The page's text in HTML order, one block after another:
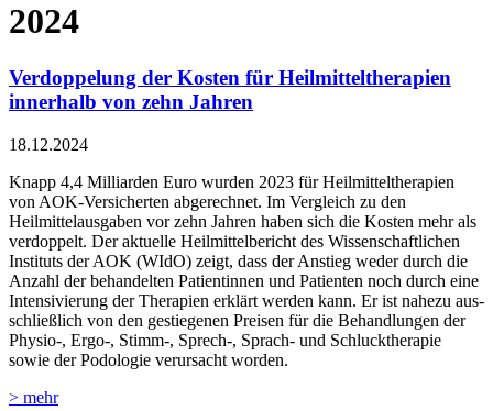
2024
Verdoppelung der Kosten für Heilmitteltherapien
innerhalb von zehn Jahren
18.12.2024
Knapp 4,4 Milliarden Euro wurden 2023 für Heilmitteltherapien
von AOK-Versicherten abgerechnet. Im Vergleich zu den
Heilmittelausgaben vor zehn Jahren haben sich die Kosten mehr als
verdoppelt. Der aktuelle Heilmittelbericht des Wissenschaftlichen
Instituts der AOK (WIdO) zeigt, dass der Anstieg weder durch die
Anzahl der behandelten Patientinnen und Patienten noch durch eine
Intensivierung der Therapien erklärt werden kann. Er ist nahezu aus-
schließlich von den gestiegenen Preisen für die Behandlungen der
Physio-, Ergo-, Stimm-, Sprech-, Sprach- und Schlucktherapie
sowie der Podologie verursacht worden.
> mehr